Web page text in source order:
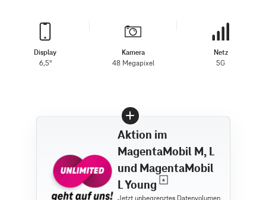
Display
6,5"
Kamera
48 Megapixel
Netz
5G
Aktion im
MagentaMobil M, L
und MagentaMobil
L Young